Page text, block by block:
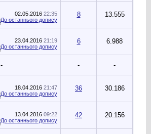
02.05.2016 22:35
8 13.555
23.04.2016 21:19
6 6.988
- - -
18.04.2016 21:47
36 30.186
13.04.2016 09:22
42 20.156